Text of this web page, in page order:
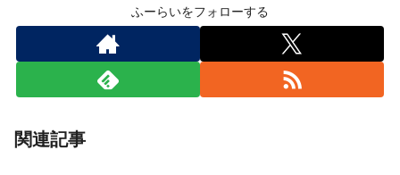
ふーらいをフォローする
関連記事